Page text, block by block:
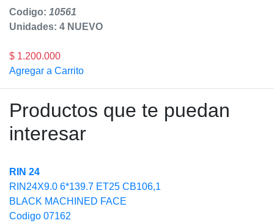
Codigo: 10561
Unidades: 4 NUEVO
$ 1.200.000
Agregar a Carrito
Productos que te puedan
interesar
RIN 24
RIN24X9.0 6*139.7 ET25 CB106,1
BLACK MACHINED FACE
Codigo 07162